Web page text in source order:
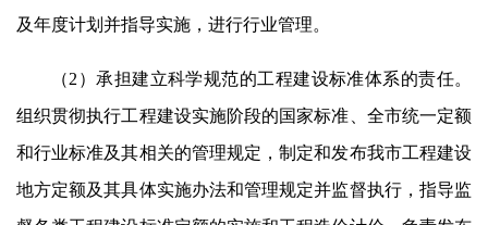
及年度计划并指导实施，进行行业管理。
（2）承担建立科学规范的工程建设标准体系的责任。
组织贯彻执行工程建设实施阶段的国家标准、全市统一定额
和行业标准及其相关的管理规定，制定和发布我市工程建设
地方定额及其具体实施办法和管理规定并监督执行，指导监